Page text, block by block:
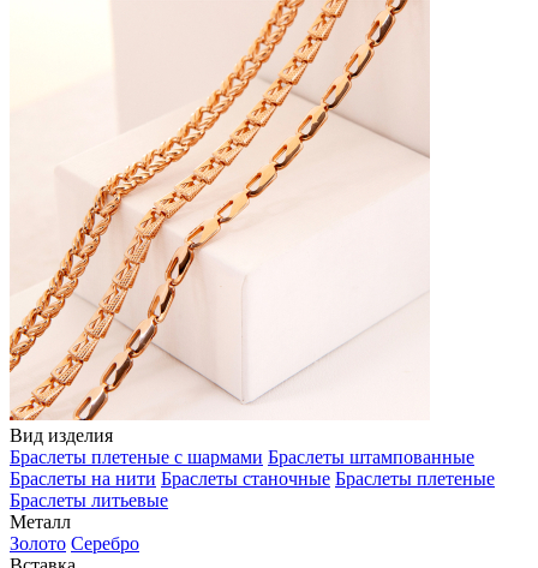
Вид изделия
Браслеты плетеные с шармами Браслеты штампованные
Браслеты на нити Браслеты станочные Браслеты плетеные
Браслеты литьевые
Металл
Золото Серебро